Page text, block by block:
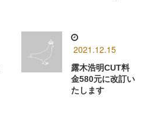
2021.12.15
露木浩明CUT料
金580元に改訂い
たします